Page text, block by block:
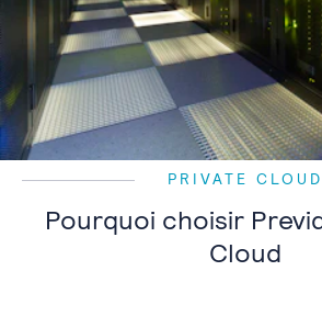
PRIVATE CLOUD
Pourquoi choisir
Cloud